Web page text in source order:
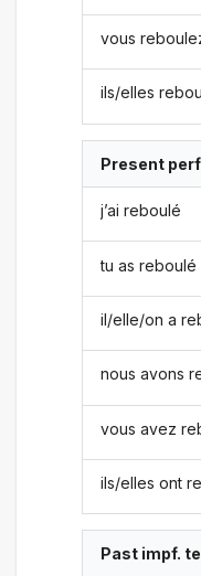
vous
ils/elles
Present
j’ai reboulé
tu as reboulé
il/elle/on a
nous avons
vous avez
ils/elles ont
Past impf.